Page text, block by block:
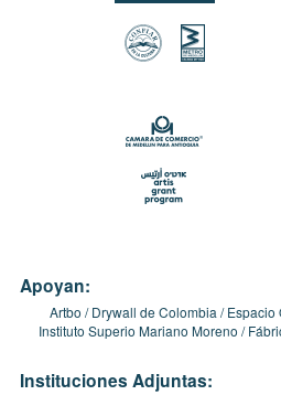
Apoyan:
Artbo Drywall de Colombia Espacio
Instituto Superio Mariano Moreno
Instituciones Adjuntas: